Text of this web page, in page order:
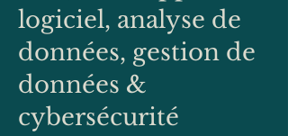
logiciel, analyse de
données, gestion de
données &
cybersécurité